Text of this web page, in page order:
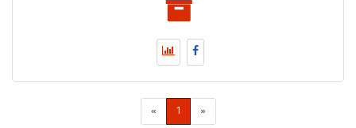
« 1 »